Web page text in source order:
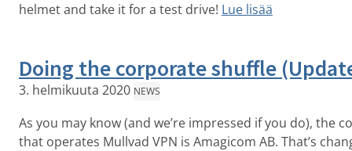
helmet and take it for a test drive! Lue lisää
Doing the corporate shuffle
3. helmikuuta 2020 NEWS
As you may know (and we’re impressed if you do), the
that operates Mullvad VPN is Amagicom AB. That’s